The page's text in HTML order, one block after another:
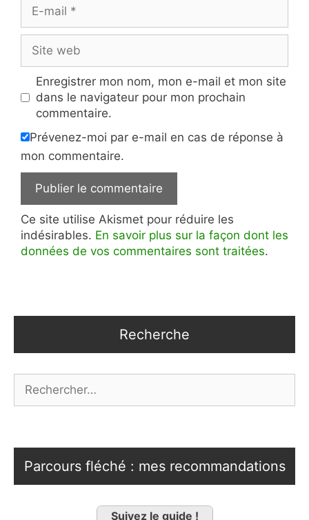
mail
web
Enregistrer mon nom, mon e-mail et mon site
dans le navigateur pour mon prochain
commentaire.
Prévenez-moi par e-mail en cas de réponse à
mon commentaire.
Ce site utilise Akismet pour réduire les
indésirables. En savoir plus sur la façon dont les
données de vos commentaires sont traitées.
Recherche
Parcours fléché : mes recommandations
Suivez le guide !